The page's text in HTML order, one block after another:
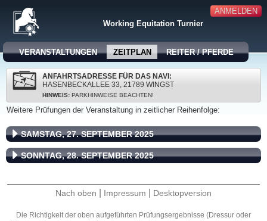
ANMELDEN
Working Equitation Turnier
VERANSTALTUNGEN ZEITPLAN REITER / PFERDE
ANFAHRTSADRESSE FÜR DAS NAVI:
HASENBECKALLEE 33, 21789 WINGST
HINWEIS: PARKHINWEISE BEACHTEN!
Weitere Prüfungen der Veranstaltung in zeitlicher Reihenfolge:
SAMSTAG, 27. SEPTEMBER 2025
SONNTAG, 28. SEPTEMBER 2025
Nach oben Impressum Desktopversion
Die Richtigkeit der oben aufgeführten Prüfungsergebnisse (Dressur oder